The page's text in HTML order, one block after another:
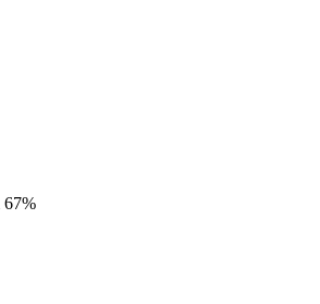
67%